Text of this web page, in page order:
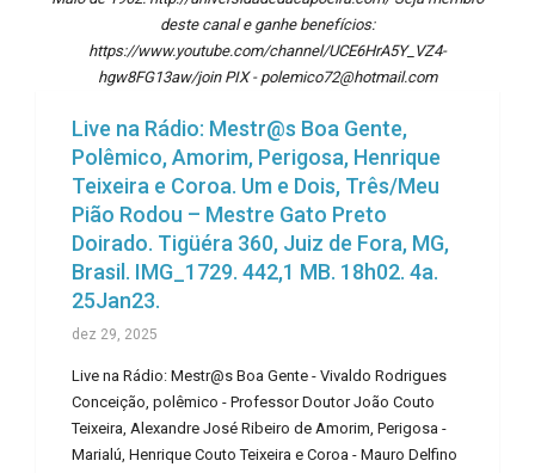
deste canal e ganhe benefícios:
https://www.youtube.com/channel/UCE6HrA5Y_VZ4-
hgw8FG13aw/join PIX - polemico72@hotmail.com
Live na Rádio: Mestr@s Boa Gente,
Polêmico, Amorim, Perigosa, Henrique
Teixeira e Coroa. Um e Dois, Três/Meu
Pião Rodou – Mestre Gato Preto
Doirado. Tigüéra 360, Juiz de Fora, MG,
Brasil. IMG_1729. 442,1 MB. 18h02. 4a.
25Jan23.
dez 29, 2025
Live na Rádio: Mestr@s Boa Gente - Vivaldo Rodrigues
Conceição, polêmico - Professor Doutor João Couto
Teixeira, Alexandre José Ribeiro de Amorim, Perigosa -
Marialú, Henrique Couto Teixeira e Coroa - Mauro Delfino